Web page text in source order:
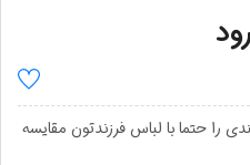
سایزبندی را حتما با لباس فرزندتون مقایسه